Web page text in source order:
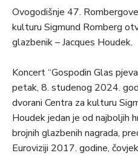
Ovogodišnje 47.
kulturu Sigmund Romberg
glazbenik – Jacques Houdek.
Koncert “Gospodin Glas
petak, 8. studenog 2024.
dvorani Centra za kulturu
Houdek jedan je od najboljih
brojnih glazbenih nagrada,
Euroviziji 2017. godine,